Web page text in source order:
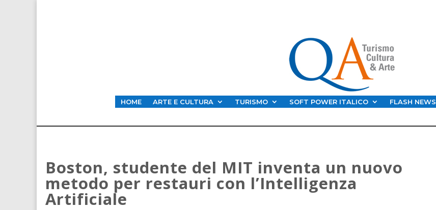
HOME ARTE E CULTURA TURISMO SOFT POWER ITALICO FLASH NEWS
Boston, studente del MIT inventa un nuovo
metodo per restauri con l’Intelligenza
Artificiale